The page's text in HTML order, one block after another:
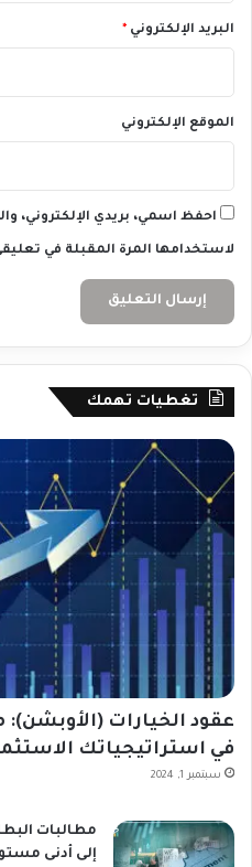
البريد الإلكتروني *
الموقع الإلكتروني
احفظ اسمي، بريدي الإلكتروني،
لاستخدامها المرة المقبلة في
تغطيات تهمك
عقود الخيارات
في استراتيجياتك
سبتمبر 1, 2024
مطالبات
إلى أدنى